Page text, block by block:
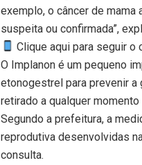
exemplo, o câncer de mama
suspeita ou confirmada”,
Clique aqui para seguir o
O Implanon é um pequeno
etonogestrel para prevenir
retirado a qualquer
Segundo a prefeitura, a
reprodutiva desenvolvidas
consulta.